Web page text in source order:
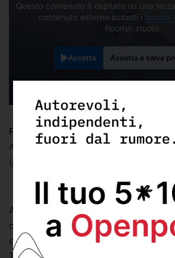
Questo contenuto è ospitato da una
contenuto esterno accetti i termini
flourish.studio.
Accetta Accetta e salva
FONTE:elaborazione Abruzzo Openpolis
Abruzzo
(pubblicati: giovedì 20 Marzo 2025)
Aggregando i dati a livello provinciale
che il numero più consistente di istanze
dall’aquilano (470). Seguono Chieti